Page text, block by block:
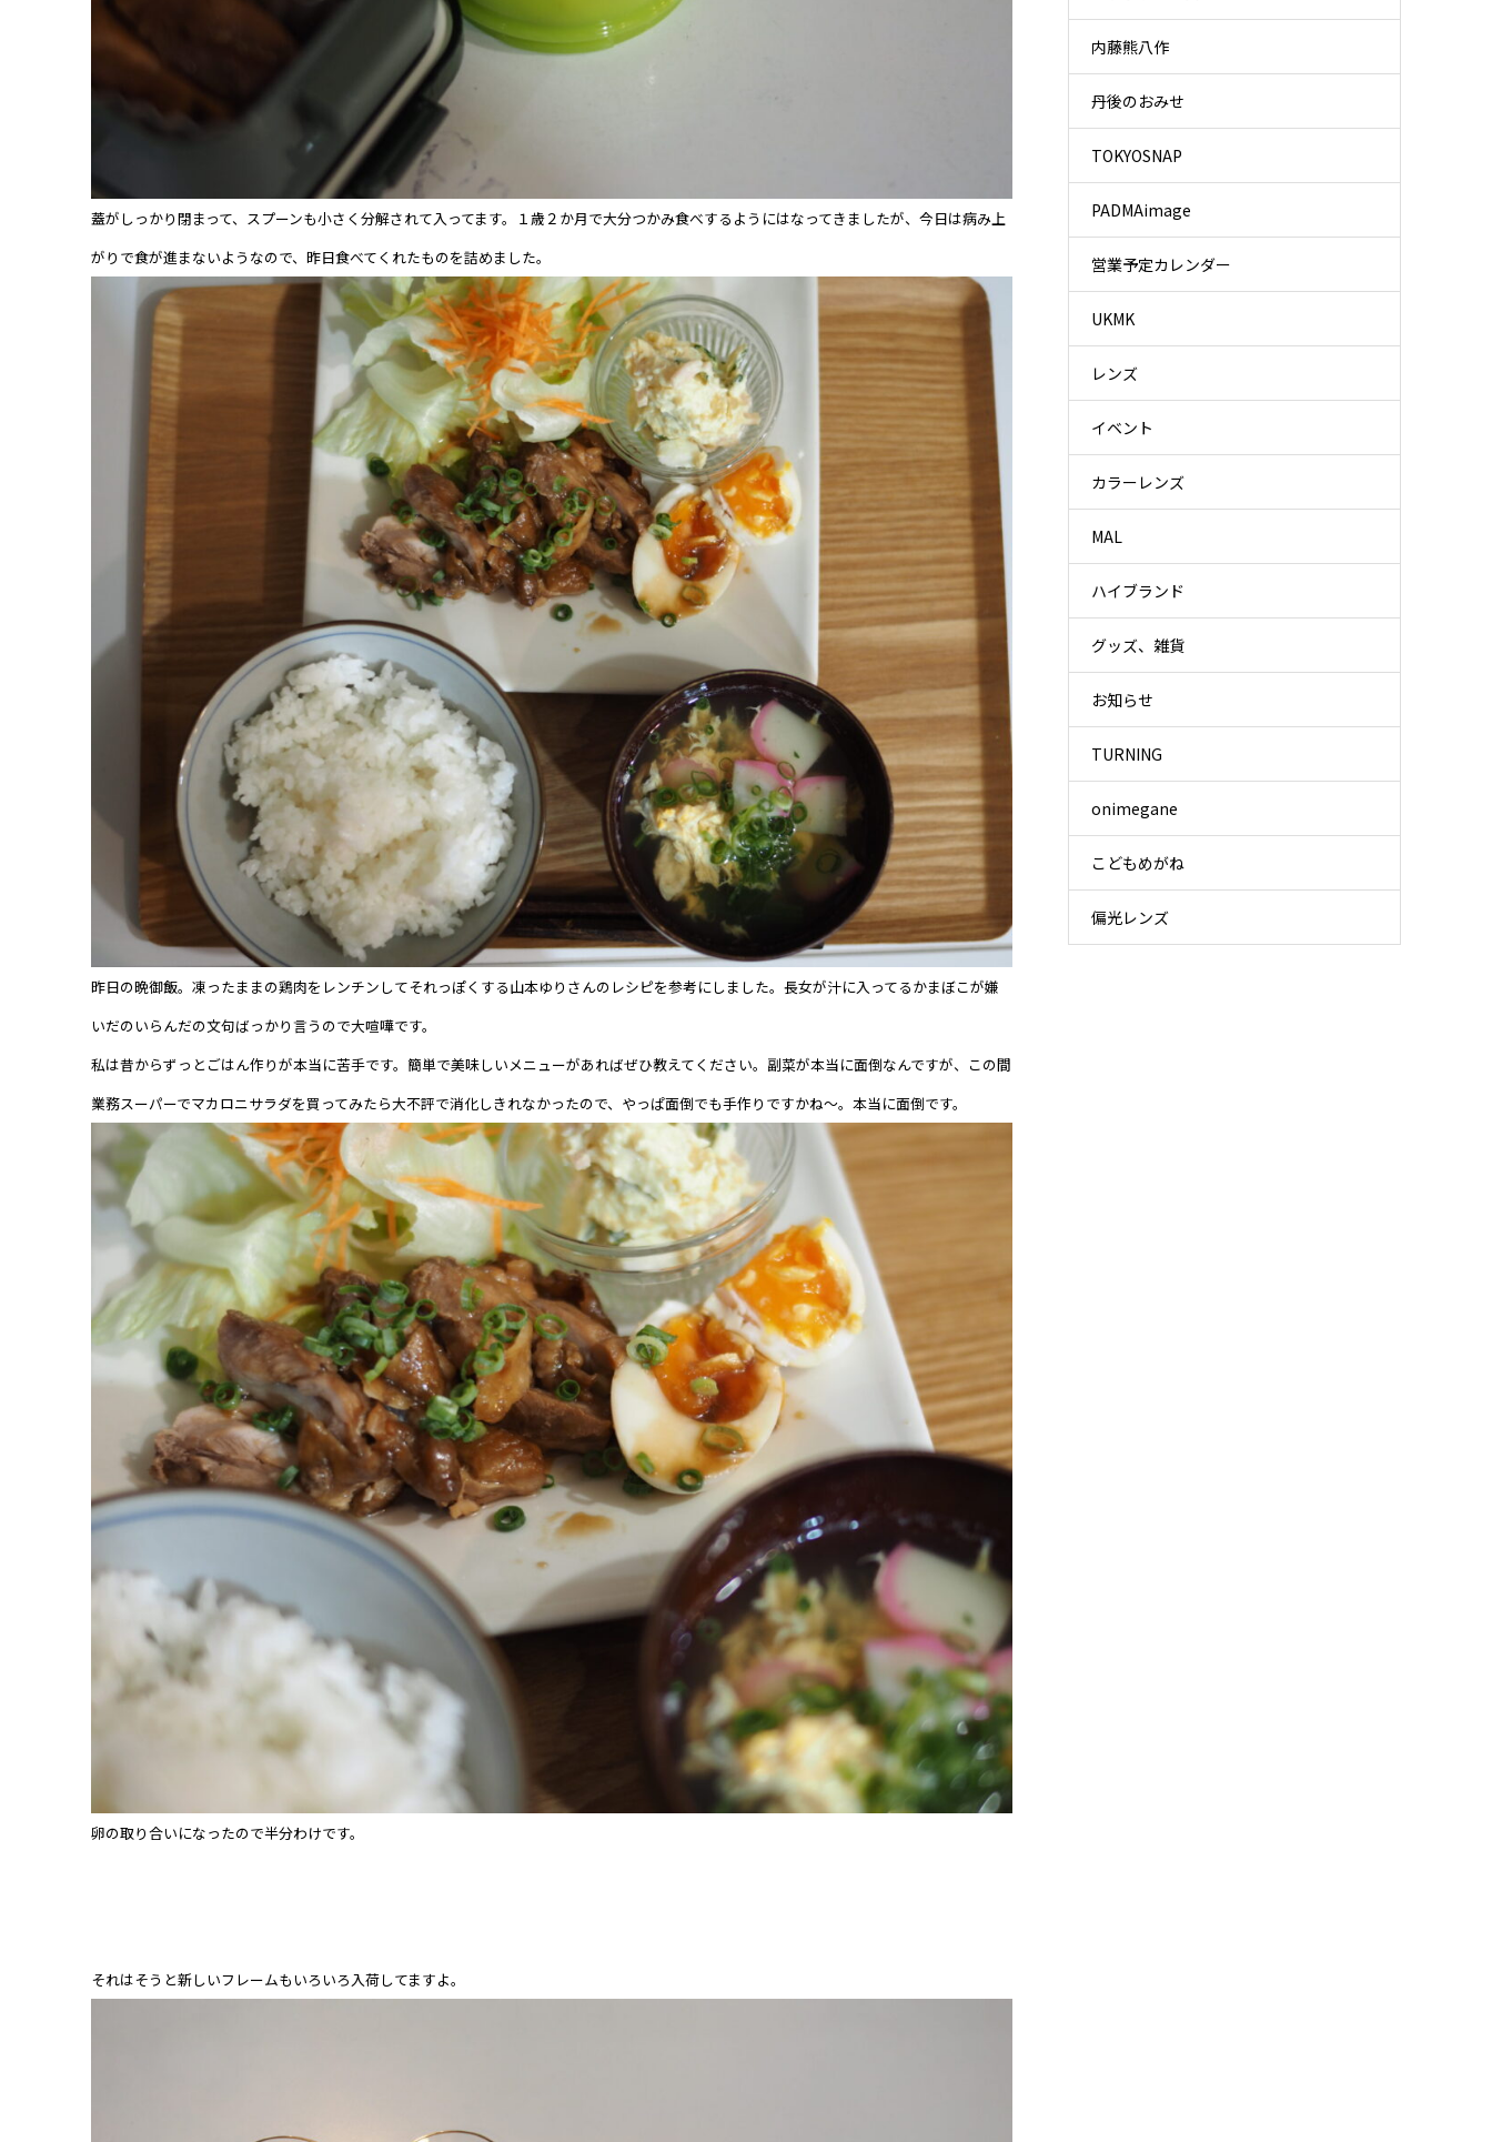
蓋がしっかり閉まって、スプーンも小さく分解されて入ってます。１歳２か月で大分つかみ食べするようにはなってきましたが、今日は病み上
がりで食が進まないようなので、昨日食べてくれたものを詰めました。
昨日の晩御飯。凍ったままの鶏肉をレンチンしてそれっぽくする山本ゆりさんのレシピを参考にしました。長女が汁に入ってるかまぼこが嫌
いだのいらんだの文句ばっかり言うので大喧嘩です。
私は昔からずっとごはん作りが本当に苦手です。簡単で美味しいメニューがあればぜひ教えてください。副菜が本当に面倒なんですが、この間
業務スーパーでマカロニサラダを買ってみたら大不評で消化しきれなかったので、やっぱ面倒でも手作りですかね～。本当に面倒です。
卵の取り合いになったので半分わけです。
それはそうと新しいフレームもいろいろ入荷してますよ。
内藤熊八作
丹後のおみせ
TOKYOSNAP
PADMAimage
営業予定カレンダー
UKMK
レンズ
イベント
カラーレンズ
MAL
ハイブランド
グッズ、雑貨
お知らせ
TURNING
onimegane
こどもめがね
偏光レンズ